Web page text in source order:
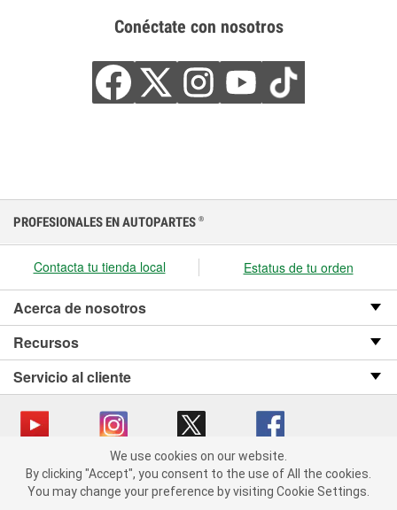
Conéctate con nosotros
We use cookies on our website. By clicking "Accept", you consent
to the use of All the cookies.
You may change your preference by visiting Cookie Settings.
PROFESIONALES EN AUTOPARTES ®
Contacta tu tienda local Estatus de tu orden
Acerca de nosotros
Recursos
Servicio al cliente
Copyright © 2008-2026 O’Reilly Auto Parts v OST_3.2.0.0.729 (3) cv1361
catalog_main
We use cookies on our website.
By clicking "Accept", you consent to the use of All the cookies.
You may change your preference by visiting Cookie Settings.